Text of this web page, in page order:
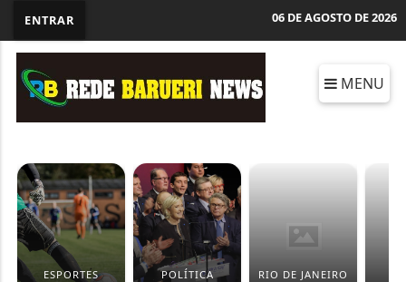
ENTRAR 06 DE AGOSTO DE 2026
MENU
ESPORTES POLÍTICA RIO DE JANEIRO